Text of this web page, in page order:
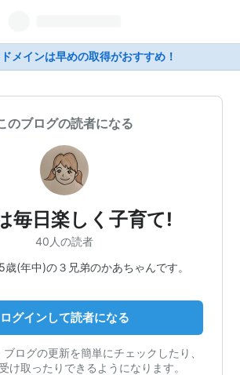
メインは早めの取得がおすすめ！
のブログの読者になる
毎日楽しく子育て!
40人の読者
(年中)の３兄弟のかあちゃんです。
ログインして読者になる
ログの更新を簡単にチェックしたり、
け取ったりできるようになります。